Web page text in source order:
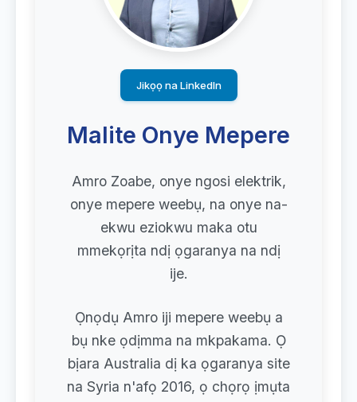
Jikọọ na LinkedIn
Malite Onye Mepere
Amro Zoabe, onye ngosi elektrik,
onye mepere weebụ, na onye na-
ekwu eziokwu maka otu
mmekọrịta ndị ọgaranya na ndị
ije.
Ọnọdụ Amro iji mepere weebụ a
bụ nke ọdịmma na mkpakama. Ọ
bịara Australia dị ka ọgaranya site
na Syria n'afọ 2016, ọ chọrọ ịmụta